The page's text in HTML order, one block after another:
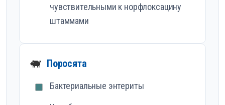
чувствительными к норфлоксацину
штаммами
🐖 Поросята
Бактериальные энтериты